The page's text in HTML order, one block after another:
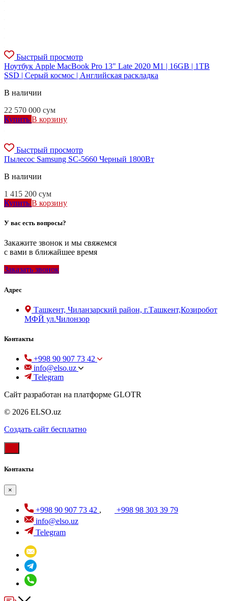
Быстрый просмотр
Ноутбук Apple MacBook Pro 13" Late 2020 M1 | 16GB | 1TB
SSD | Cерый космос | Английская раскладка
В наличии
22 570 000 сум
Купить В корзину
Быстрый просмотр
Пылесос Samsung SC-5660 Черный 1800Вт
В наличии
1 415 200 сум
Купить В корзину
У вас есть вопросы?
Закажите звонок и мы свяжемся
с вами в ближайшее время
Заказать звонок
Адрес
Ташкент, Чиланзарский район, г.Ташкент,Козиробот
МФЙ ул.Чилонзор
Контакты
+998 90 907 73 42
info@elso.uz
Telegram
Сайт разработан на платформе GLOTR
© 2026 ELSO.uz
Создать cайт бесплатно
Контакты
×
+998 90 907 73 42 ,
+998 98 303 39 79
info@elso.uz
Telegram